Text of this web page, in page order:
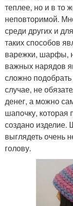
теплее, но и в то
неповторимой.
среди других и
таких способов
варежки, шарфы,
важных нарядов
сложно
случае, не
денег, а можно
шапочку, которая
создано
выглядеть очень
голову.